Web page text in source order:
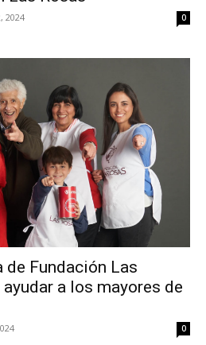
2024 0
de Fundación Las
a los mayores de
0